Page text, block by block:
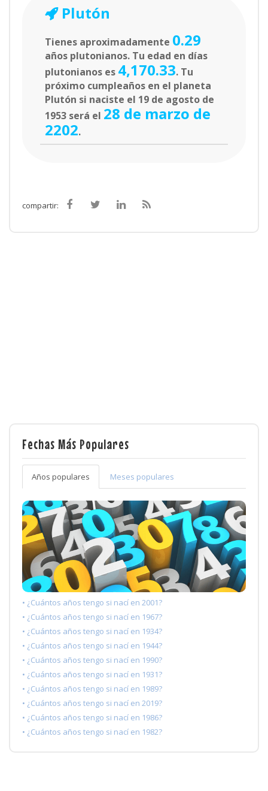
Plutón
Tienes aproximadamente 0.29
años plutonianos. Tu edad en días
plutonianos es 4,170.33. Tu
próximo cumpleaños en el planeta
Plutón si naciste el 19 de agosto de
1953 será el 28 de marzo de
2202.
compartir:
Fechas Más Populares
Años populares Meses populares
• ¿Cuántos años tengo si nací en 2001?
• ¿Cuántos años tengo si nací en 1967?
• ¿Cuántos años tengo si nací en 1934?
• ¿Cuántos años tengo si nací en 1944?
• ¿Cuántos años tengo si nací en 1990?
• ¿Cuántos años tengo si nací en 1931?
• ¿Cuántos años tengo si nací en 1989?
• ¿Cuántos años tengo si nací en 2019?
• ¿Cuántos años tengo si nací en 1986?
• ¿Cuántos años tengo si nací en 1982?